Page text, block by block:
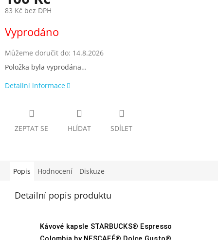
83 Kč bez DPH
cena:
Vyprodáno
Můžeme doručit do: 14.8.2026
Položka byla vyprodána…
Detailní informace
ZEPTAT SE HLÍDAT SDÍLET
Popis Hodnocení Diskuze
Detailní popis produktu
Kávové kapsle STARBUCKS® Espresso